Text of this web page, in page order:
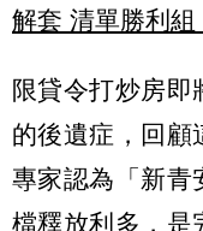
解套 清單勝利組
限貸令打炒房即
的後遺症，回顧
專家認為「新青
檔釋放利多，是